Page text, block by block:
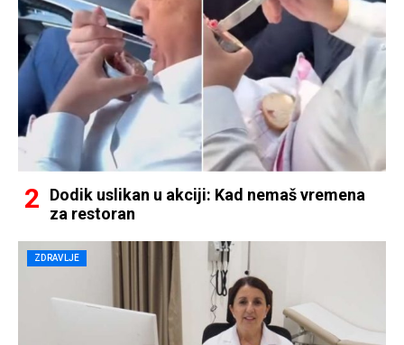
Dodik uslikan u akciji: Kad nemaš vremena
za restoran
ZDRAVLJE